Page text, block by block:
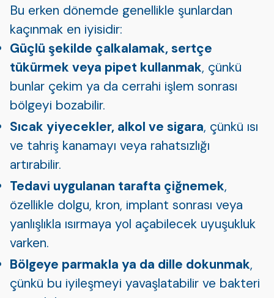
Bu erken dönemde genellikle şunlardan
kaçınmak en iyisidir:
Güçlü şekilde çalkalamak, sertçe
tükürmek veya pipet kullanmak, çünkü
bunlar çekim ya da cerrahi işlem sonrası
bölgeyi bozabilir.
Sıcak yiyecekler, alkol ve sigara, çünkü ısı
ve tahriş kanamayı veya rahatsızlığı
artırabilir.
Tedavi uygulanan tarafta çiğnemek,
özellikle dolgu, kron, implant sonrası veya
yanlışlıkla ısırmaya yol açabilecek uyuşukluk
varken.
Bölgeye parmakla ya da dille dokunmak,
çünkü bu iyileşmeyi yavaşlatabilir ve bakteri